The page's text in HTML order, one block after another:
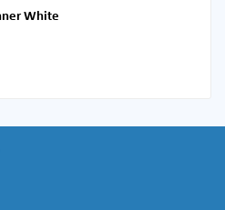
Radiator electrisch BD Brenner White